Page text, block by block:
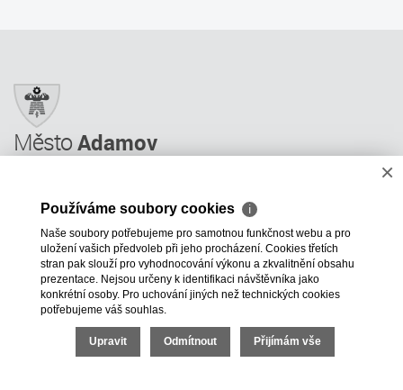
MěstoAdamov
Úřední deska
Informace
Odkazy a rady
ÚP GIS MAPY
+420 516 499 620 mesto@adamov.cz
×
Používáme soubory cookies ℹ
Naše soubory potřebujeme pro samotnou funkčnost webu a pro
uložení vašich předvoleb při jeho procházení. Cookies třetích
stran pak slouží pro vyhodnocování výkonu a zkvalitnění obsahu
prezentace. Nejsou určeny k identifikaci návštěvníka jako
konkrétní osoby. Pro uchování jiných než technických cookies
potřebujeme váš souhlas.
Upravit Odmítnout Přijímám vše